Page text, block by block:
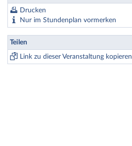
Bundesliga am Beispiel
von Werder Bremen -
Details
Drucken
Nur im Stundenplan vormerken
Teilen
Link zu dieser Veranstaltung kopieren